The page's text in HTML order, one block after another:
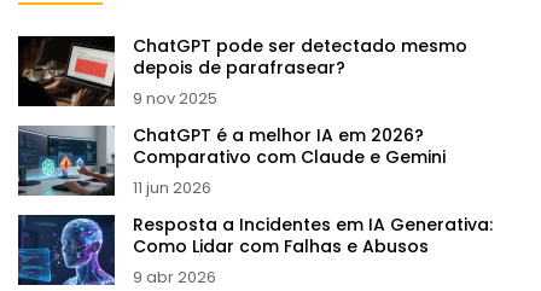
ChatGPT pode ser detectado mesmo
depois de parafrasear?
9 nov 2025
ChatGPT é a melhor IA em 2026?
Comparativo com Claude e Gemini
11 jun 2026
Resposta a Incidentes em IA Generativa:
Como Lidar com Falhas e Abusos
9 abr 2026